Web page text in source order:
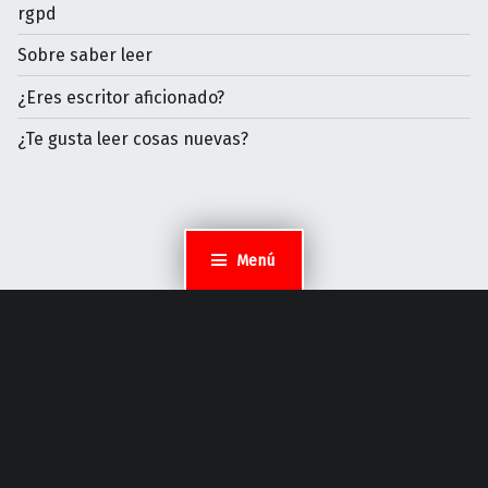
Menú
rgpd
Sobre saber leer
¿Eres escritor aficionado?
¿Te gusta leer cosas nuevas?